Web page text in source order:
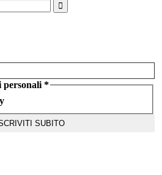
personali *